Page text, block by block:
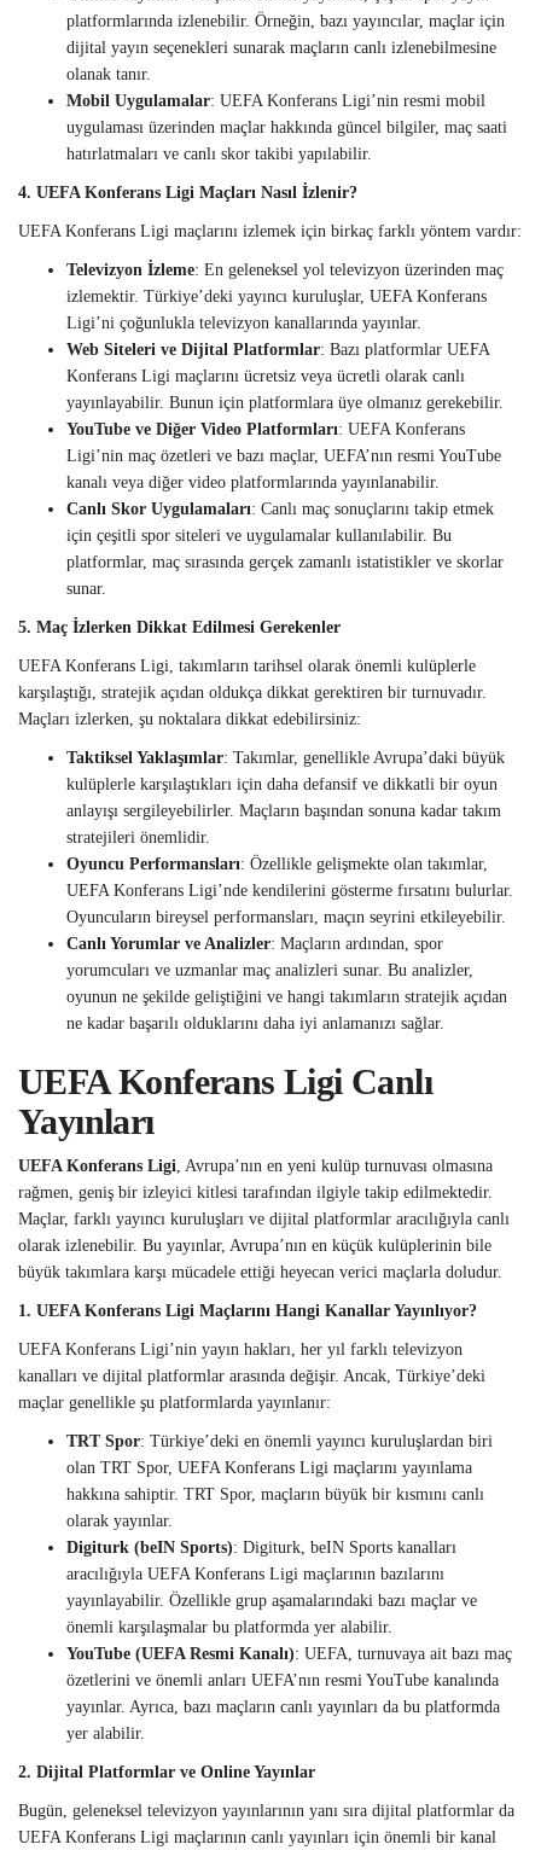
platformlarında izlenebilir. Örneğin, bazı yayıncılar, maçlar için
dijital yayın seçenekleri sunarak maçların canlı izlenebilmesine
olanak tanır.
Mobil Uygulamalar: UEFA Konferans Ligi’nin resmi mobil
uygulaması üzerinden maçlar hakkında güncel bilgiler, maç saati
hatırlatmaları ve canlı skor takibi yapılabilir.
4. UEFA Konferans Ligi Maçları Nasıl İzlenir?
UEFA Konferans Ligi maçlarını izlemek için birkaç farklı yöntem vardır:
Televizyon İzleme: En geleneksel yol televizyon üzerinden maç
izlemektir. Türkiye’deki yayıncı kuruluşlar, UEFA Konferans
Ligi’ni çoğunlukla televizyon kanallarında yayınlar.
Web Siteleri ve Dijital Platformlar: Bazı platformlar UEFA
Konferans Ligi maçlarını ücretsiz veya ücretli olarak canlı
yayınlayabilir. Bunun için platformlara üye olmanız gerekebilir.
YouTube ve Diğer Video Platformları: UEFA Konferans
Ligi’nin maç özetleri ve bazı maçlar, UEFA’nın resmi YouTube
kanalı veya diğer video platformlarında yayınlanabilir.
Canlı Skor Uygulamaları: Canlı maç sonuçlarını takip etmek
için çeşitli spor siteleri ve uygulamalar kullanılabilir. Bu
platformlar, maç sırasında gerçek zamanlı istatistikler ve skorlar
sunar.
5. Maç İzlerken Dikkat Edilmesi Gerekenler
UEFA Konferans Ligi, takımların tarihsel olarak önemli kulüplerle
karşılaştığı, stratejik açıdan oldukça dikkat gerektiren bir turnuvadır.
Maçları izlerken, şu noktalara dikkat edebilirsiniz:
Taktiksel Yaklaşımlar: Takımlar, genellikle Avrupa’daki büyük
kulüplerle karşılaştıkları için daha defansif ve dikkatli bir oyun
anlayışı sergileyebilirler. Maçların başından sonuna kadar takım
stratejileri önemlidir.
Oyuncu Performansları: Özellikle gelişmekte olan takımlar,
UEFA Konferans Ligi’nde kendilerini gösterme fırsatını bulurlar.
Oyuncuların bireysel performansları, maçın seyrini etkileyebilir.
Canlı Yorumlar ve Analizler: Maçların ardından, spor
yorumcuları ve uzmanlar maç analizleri sunar. Bu analizler,
oyunun ne şekilde geliştiğini ve hangi takımların stratejik açıdan
ne kadar başarılı olduklarını daha iyi anlamanızı sağlar.
UEFA Konferans Ligi Canlı
Yayınları
UEFA Konferans Ligi, Avrupa’nın en yeni kulüp turnuvası olmasına
rağmen, geniş bir izleyici kitlesi tarafından ilgiyle takip edilmektedir.
Maçlar, farklı yayıncı kuruluşları ve dijital platformlar aracılığıyla canlı
olarak izlenebilir. Bu yayınlar, Avrupa’nın en küçük kulüplerinin bile
büyük takımlara karşı mücadele ettiği heyecan verici maçlarla doludur.
1. UEFA Konferans Ligi Maçlarını Hangi Kanallar Yayınlıyor?
UEFA Konferans Ligi’nin yayın hakları, her yıl farklı televizyon
kanalları ve dijital platformlar arasında değişir. Ancak, Türkiye’deki
maçlar genellikle şu platformlarda yayınlanır:
TRT Spor: Türkiye’deki en önemli yayıncı kuruluşlardan biri
olan TRT Spor, UEFA Konferans Ligi maçlarını yayınlama
hakkına sahiptir. TRT Spor, maçların büyük bir kısmını canlı
olarak yayınlar.
Digiturk (beIN Sports): Digiturk, beIN Sports kanalları
aracılığıyla UEFA Konferans Ligi maçlarının bazılarını
yayınlayabilir. Özellikle grup aşamalarındaki bazı maçlar ve
önemli karşılaşmalar bu platformda yer alabilir.
YouTube (UEFA Resmi Kanalı): UEFA, turnuvaya ait bazı maç
özetlerini ve önemli anları UEFA’nın resmi YouTube kanalında
yayınlar. Ayrıca, bazı maçların canlı yayınları da bu platformda
yer alabilir.
2. Dijital Platformlar ve Online Yayınlar
Bugün, geleneksel televizyon yayınlarının yanı sıra dijital platformlar da
UEFA Konferans Ligi maçlarının canlı yayınları için önemli bir kanal